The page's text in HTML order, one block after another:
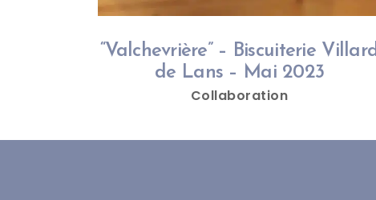
“Valchevrière” – Biscuiterie Villard
de Lans – Mai 2023
Collaboration